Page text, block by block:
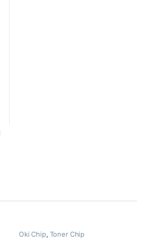
Oki Chip Toner Chip